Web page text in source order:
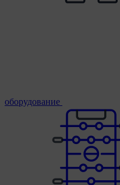
оборудование